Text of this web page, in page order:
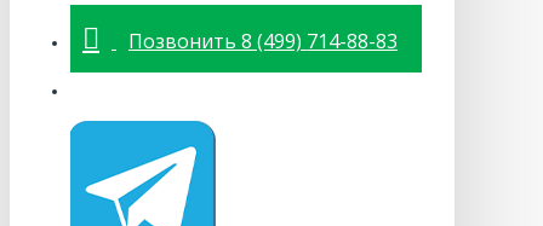
Позвонить 8 (499) 714-88-83